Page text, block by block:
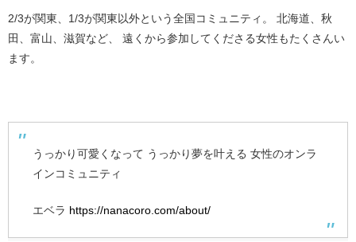
2/3が関東、1/3が関東以外という全国コミュニティ。 北海道、秋
田、富山、滋賀など、 遠くから参加してくださる女性もたくさんい
ます。
うっかり可愛くなって うっかり夢を叶える 女性のオンラ
インコミュニティ
エベラ https://nanacoro.com/about/